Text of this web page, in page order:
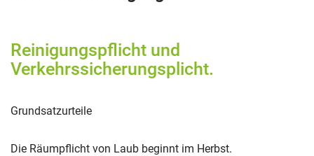
Reinigungspflicht und
Verkehrssicherungsplicht.
Grundsatzurteile
Die Räumpflicht von Laub beginnt im Herbst.